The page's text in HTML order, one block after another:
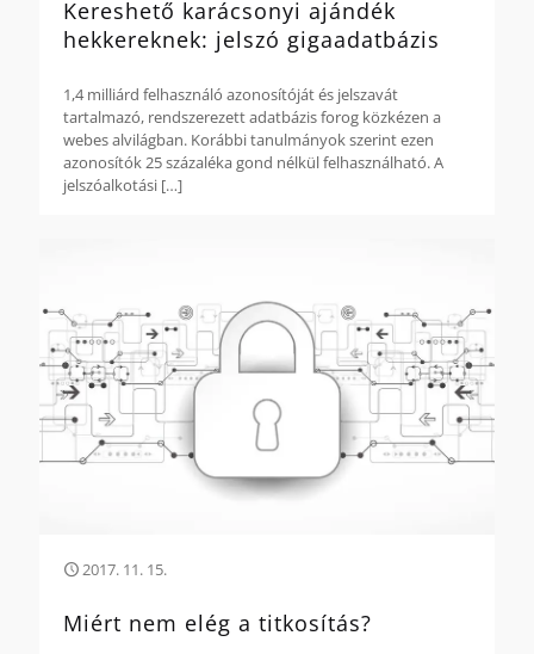
Kereshető karácsonyi ajándék
hekkereknek: jelszó gigaadatbázis
1,4 milliárd felhasználó azonosítóját és jelszavát
tartalmazó, rendszerezett adatbázis forog közkézen a
webes alvilágban. Korábbi tanulmányok szerint ezen
azonosítók 25 százaléka gond nélkül felhasználható. A
jelszóalkotási […]
2017. 11. 15.
Miért nem elég a titkosítás?